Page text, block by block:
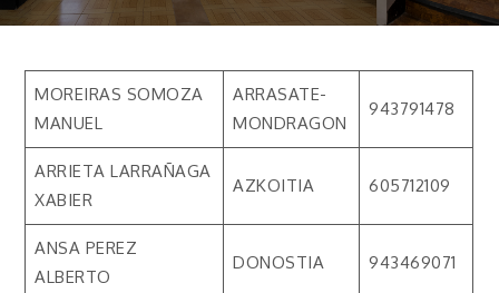
MOREIRAS SOMOZA
MANUEL
ARRASATE-
MONDRAGON
943791478
ARRIETA LARRAÑAGA
XABIER
AZKOITIA 605712109
ANSA PEREZ
ALBERTO
DONOSTIA 943469071